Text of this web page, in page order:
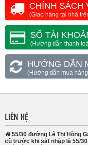
CHÍNH SÁCH
(Giao hàng tại nhà
SỐ TÀI
(Hướng dẫn thanh
HƯỚNG DẪN
(Hướng dẫn mua
LIÊN HỆ
55/30 đường Lê Thị Hồng
cũ trước khi sát nhập là 55/